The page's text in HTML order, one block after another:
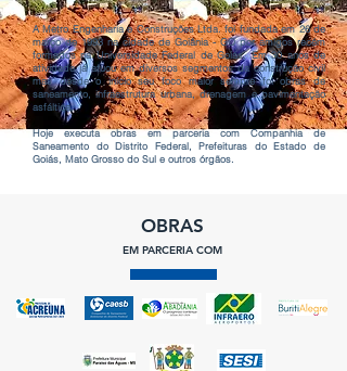
A Metro Engenharia e Construções Ltda. foi fundada em 26 de
março de 1993 na cidade de Goiânia - GO por amigos recém
formados na Universidade Federal de Goiás. Em 30 anos de
atividade já atuou em diversos segmentos da construção civil
mas desde o início seu foco maior sempre foi obras de
saneamento, infraestrutura urbana, drenagem e pavimentação
asfáltica.
Hoje executa obras em parceria com Companhia de
Saneamento do Distrito Federal, Prefeituras do Estado de
Goiás, Mato Grosso do Sul e outros órgãos.
OBRAS
EM PARCERIA COM